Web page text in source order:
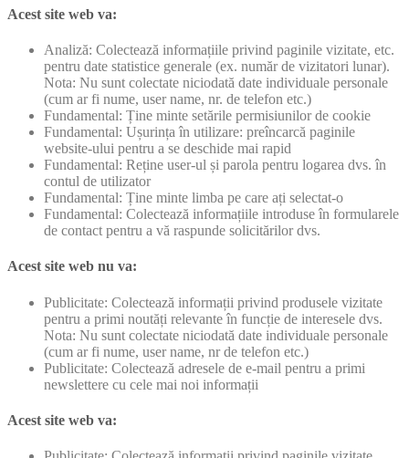
Acest site web va:
Analiză: Colectează informațiile privind paginile vizitate, etc.
pentru date statistice generale (ex. număr de vizitatori lunar).
Nota: Nu sunt colectate niciodată date individuale personale
(cum ar fi nume, user name, nr. de telefon etc.)
Fundamental: Ține minte setările permisiunilor de cookie
Fundamental: Ușurința în utilizare: preîncarcă paginile
website-ului pentru a se deschide mai rapid
Fundamental: Reține user-ul și parola pentru logarea dvs. în
contul de utilizator
Fundamental: Ține minte limba pe care ați selectat-o
Fundamental: Colectează informațiile introduse în formularele
de contact pentru a vă raspunde solicitărilor dvs.
Acest site web nu va:
Publicitate: Colectează informații privind produsele vizitate
pentru a primi noutăți relevante în funcție de interesele dvs.
Nota: Nu sunt colectate niciodată date individuale personale
(cum ar fi nume, user name, nr de telefon etc.)
Publicitate: Colectează adresele de e-mail pentru a primi
newslettere cu cele mai noi informații
Acest site web va: